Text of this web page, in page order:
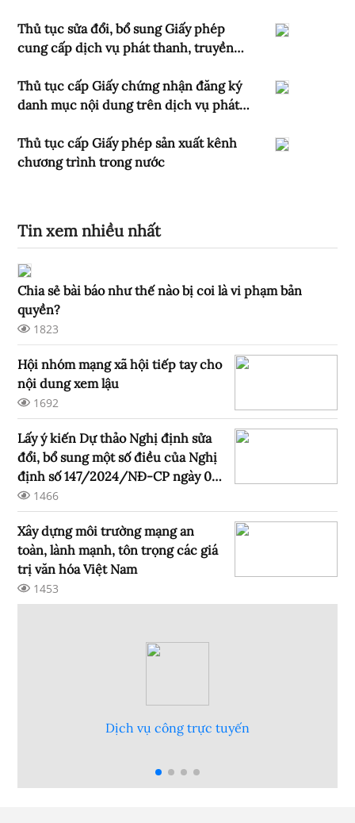
Thủ tục sửa đổi, bổ sung Giấy phép
cung cấp dịch vụ phát thanh, truyền
Thủ tục cấp Giấy chứng nhận đăng ký
danh mục nội dung trên dịch vụ phát
Thủ tục cấp Giấy phép sản xuất kênh
chương trình trong nước
Tin xem nhiều nhất
Chia sẻ bài báo như thế nào bị coi là vi phạm bản
quyền?
1823
Hội nhóm mạng xã hội tiếp tay cho
nội dung xem lậu
1692
Lấy ý kiến Dự thảo Nghị định sửa
đổi, bổ sung một số điều của Nghị
định số 147/2024/NĐ-CP ngày 09
tháng 11 năm 2024 của Chính phủ
quản lý, cung cấp, sử dụng dịch vụ
Internet và thông tin trên mạng
1466
Xây dựng môi trường mạng an
toàn, lành mạnh, tôn trọng các giá
trị văn hóa Việt Nam
1453
Hỏi đáp góp ý